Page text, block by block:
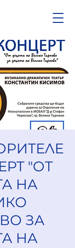
"ОТ
НА
ЗА
НА